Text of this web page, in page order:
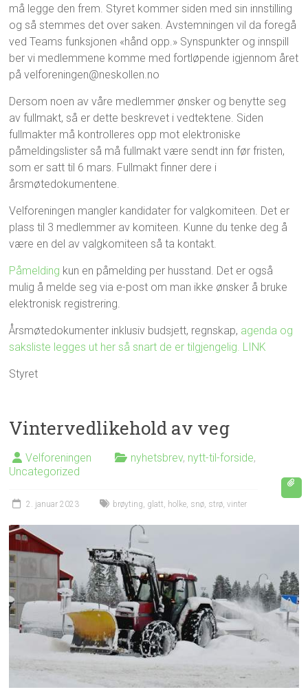
må legge den frem. Styret kommer siden med sin innstilling
og så stemmes det over saken. Avstemningen vil da foregå
ved Teams funksjonen «hånd opp.» Synspunkter og innspill
ber vi medlemmene komme med fortløpende igjennom året
på velforeningen@neskollen.no
Dersom noen av våre medlemmer ønsker og benytte seg
av fullmakt, så er dette beskrevet i vedtektene. Siden
fullmakter må kontrolleres opp mot elektroniske
påmeldingslister så må fullmakt være sendt inn før fristen,
som er satt til 6 mars. Fullmakt finner dere i
årsmøtedokumentene.
Velforeningen mangler kandidater for valgkomiteen. Det er
plass til 3 medlemmer av komiteen. Kunne du tenke deg å
være en del av valgkomiteen så ta kontakt.
Påmelding kun en påmelding per husstand. Det er også
mulig å melde seg via e-post om man ikke ønsker å bruke
elektronisk registrering.
Årsmøtedokumenter inklusiv budsjett, regnskap, agenda og
saksliste legges ut her så snart de er tilgjengelig. LINK
Styret
Vintervedlikehold av veg
Velforeningen nyhetsbrev, nytt-til-forside,
Uncategorized
2. januar 2023 brøyting, glatt, holke, snø, strø,vinter